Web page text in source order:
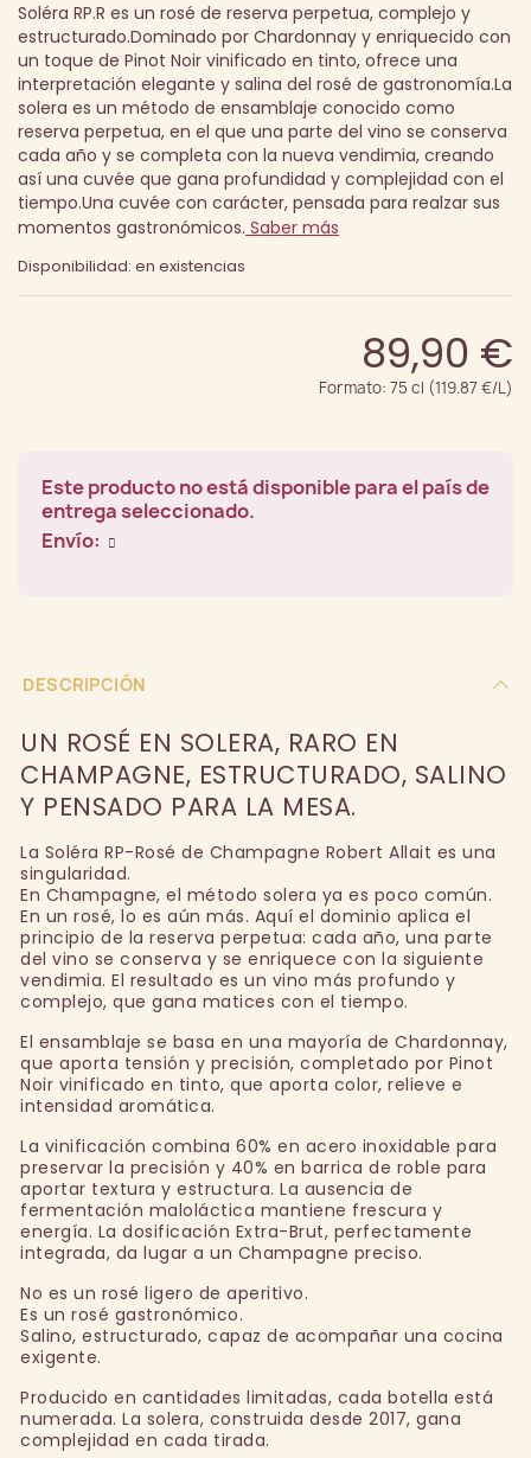
Soléra RP.R es un rosé de reserva perpetua, complejo y
estructurado.Dominado por Chardonnay y enriquecido con
un toque de Pinot Noir vinificado en tinto, ofrece una
interpretación elegante y salina del rosé de gastronomía.La
solera es un método de ensamblaje conocido como
reserva perpetua, en el que una parte del vino se conserva
cada año y se completa con la nueva vendimia, creando
así una cuvée que gana profundidad y complejidad con el
tiempo.Una cuvée con carácter, pensada para realzar sus
momentos gastronómicos. Saber más
Disponibilidad: en existencias
89,90 €
Formato: 75 cl (119.87 €/L)
Este producto no está disponible para el país de
entrega seleccionado.
Envío:
DESCRIPCIÓN
UN ROSÉ EN SOLERA, RARO EN
CHAMPAGNE, ESTRUCTURADO, SALINO
Y PENSADO PARA LA MESA.
La Soléra RP-Rosé de Champagne Robert Allait es una
singularidad.
En Champagne, el método solera ya es poco común.
En un rosé, lo es aún más. Aquí el dominio aplica el
principio de la reserva perpetua: cada año, una parte
del vino se conserva y se enriquece con la siguiente
vendimia. El resultado es un vino más profundo y
complejo, que gana matices con el tiempo.
El ensamblaje se basa en una mayoría de Chardonnay,
que aporta tensión y precisión, completado por Pinot
Noir vinificado en tinto, que aporta color, relieve e
intensidad aromática.
La vinificación combina 60% en acero inoxidable para
preservar la precisión y 40% en barrica de roble para
aportar textura y estructura. La ausencia de
fermentación maloláctica mantiene frescura y
energía. La dosificación Extra-Brut, perfectamente
integrada, da lugar a un Champagne preciso.
No es un rosé ligero de aperitivo.
Es un rosé gastronómico.
Salino, estructurado, capaz de acompañar una cocina
exigente.
Producido en cantidades limitadas, cada botella está
numerada. La solera, construida desde 2017, gana
complejidad en cada tirada.